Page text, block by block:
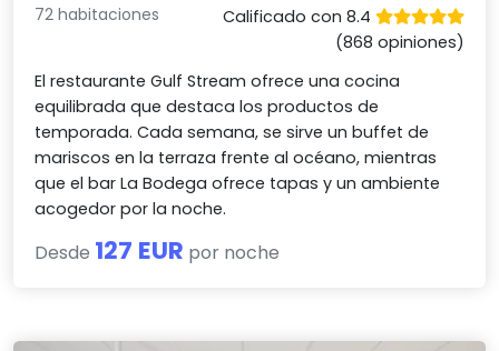
72 habitaciones
Calificado con 8.4
(868 opiniones)
El restaurante Gulf Stream ofrece una cocina
equilibrada que destaca los productos de
temporada. Cada semana, se sirve un buffet de
mariscos en la terraza frente al océano, mientras
que el bar La Bodega ofrece tapas y un ambiente
acogedor por la noche.
Desde 127 EUR por noche